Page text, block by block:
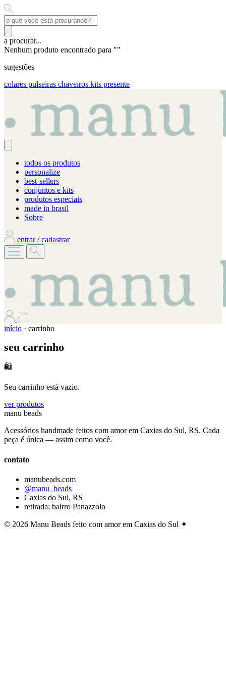
a procurar...
Nenhum produto encontrado para ""
sugestões
colares pulseiras chaveiros kits presente
todos os produtos
personalize
best-sellers
conjuntos e kits
produtos especiais
made in brasil
Sobre
entrar / cadastrar
início · carrinho
seu carrinho
🛍
Seu carrinho está vazio.
ver produtos
manu beads
Acessórios handmade feitos com amor em Caxias do Sul, RS. Cada
peça é única — assim como você.
contato
manubeads.com
@manu_beads
Caxias do Sul, RS
retirada: bairro Panazzolo
© 2026 Manu Beads feito com amor em Caxias do Sul ✦